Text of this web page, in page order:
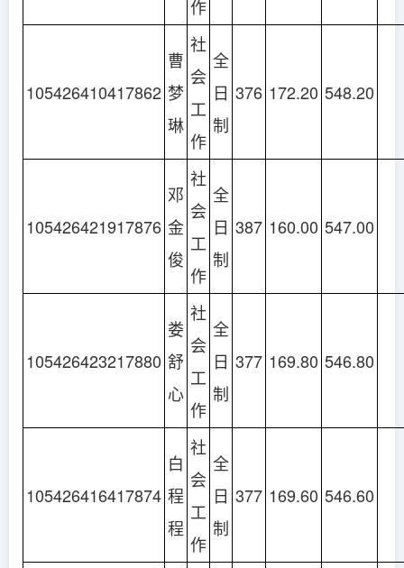
作
105426410417862
曹
梦
琳
社
会
工
作
全
日
制
376 172.20 548.20
105426421917876
邓
金
俊
社
会
工
作
全
日
制
387 160.00 547.00
105426423217880
娄
舒
心
社
会
工
作
全
日
制
377 169.80 546.80
105426416417874
白
程
程
社
会
工
作
全
日
制
377 169.60 546.60